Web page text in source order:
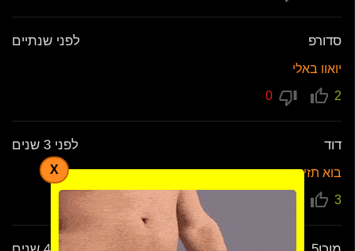
סדורפ לפני שנתיים
יואוו באלי
2
דוד לפני 3 שנים
בוא תזיין גם אותי
3
X